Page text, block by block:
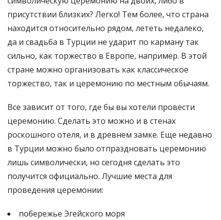
присутствии близких? Легко! Тем более, что страна
находится относительно рядом, лететь недалеко,
да и свадьба в Турции не ударит по карману так
сильно, как торжество в Европе, например. В этой
стране можно организовать как классическое
торжество, так и церемонию по местным обычаям.
Все зависит от того, где бы вы хотели провести
церемонию. Сделать это можно и в стенах
роскошного отеля, и в древнем замке. Еще недавно
в Турции можно было отпраздновать церемонию
лишь символически, но сегодня сделать это
получится официально. Лучшие места для
проведения церемонии:
побережье Эгейского моря